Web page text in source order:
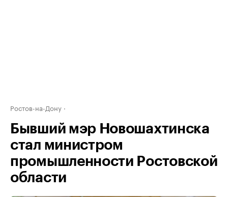
Ростов-на-Дону
Бывший мэр Новошахтинска
стал министром
промышленности Ростовской
области